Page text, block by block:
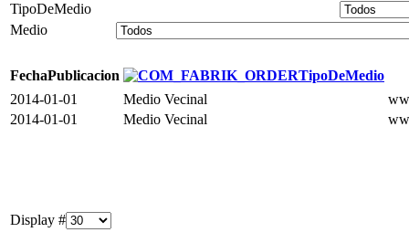
TipoDeMedio
Medio
Display #
FechaPublicacion
TipoDeMedio
2014-01-01
Medio Vecinal
2014-01-01
Medio Vecinal